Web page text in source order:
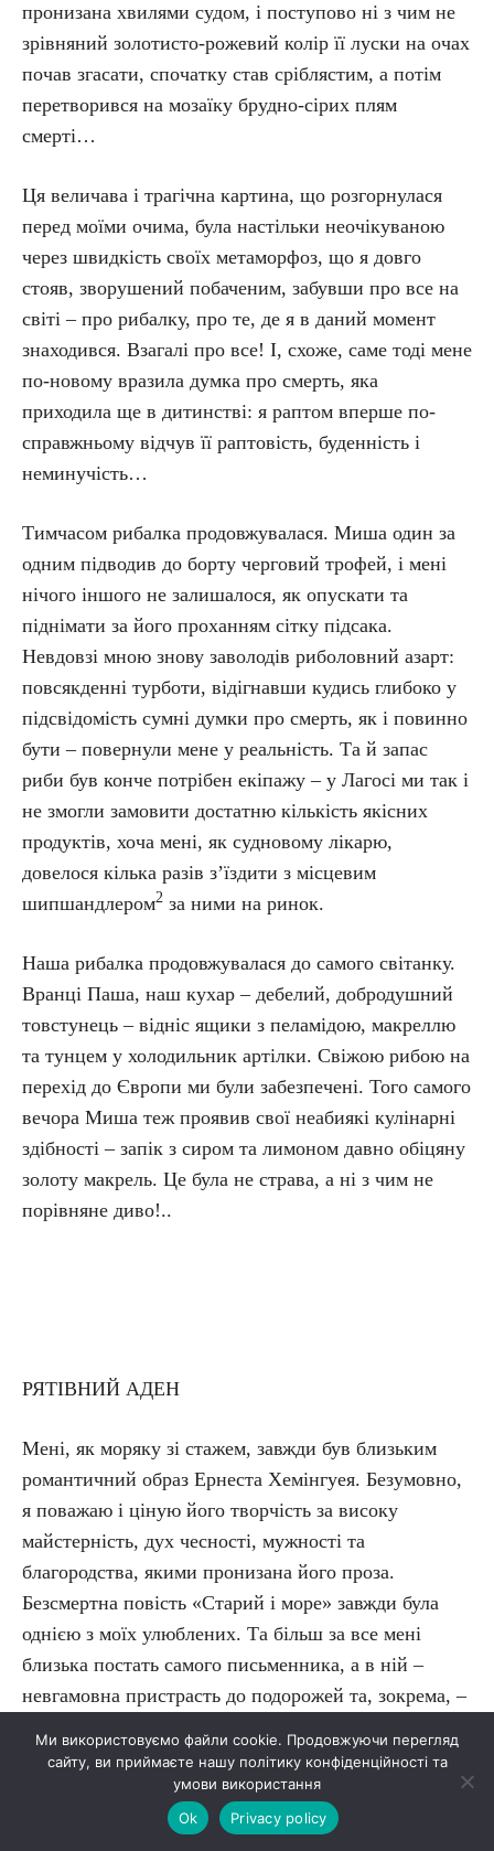
пронизана хвилями судом, і поступово ні з чим не
зрівняний золотисто-рожевий колір її луски на очах
почав згасати, спочатку став сріблястим, а потім
перетворився на мозаїку брудно-сірих плям
смерті…
Ця величава і трагічна картина, що розгорнулася
перед моїми очима, була настільки неочікуваною
через швидкість своїх метаморфоз, що я довго
стояв, зворушений побаченим, забувши про все на
світі – про рибалку, про те, де я в даний момент
знаходився. Взагалі про все! І, схоже, саме тоді мене
по-новому вразила думка про смерть, яка
приходила ще в дитинстві: я раптом вперше по-
справжньому відчув її раптовість, буденність і
неминучість…
Тимчасом рибалка продовжувалася. Миша один за
одним підводив до борту черговий трофей, і мені
нічого іншого не залишалося, як опускати та
піднімати за його проханням сітку підсака.
Невдовзі мною знову заволодів риболовний азарт:
повсякденні турботи, відігнавши кудись глибоко у
підсвідомість сумні думки про смерть, як і повинно
бути – повернули мене у реальність. Та й запас
риби був конче потрібен екіпажу – у Лагосі ми так і
не змогли замовити достатню кількість якісних
продуктів, хоча мені, як судновому лікарю,
довелося кілька разів з’їздити з місцевим
шипшандлером2 за ними на ринок.
Наша рибалка продовжувалася до самого світанку.
Вранці Паша, наш кухар – дебелий, добродушний
товстунець – відніс ящики з пеламідою, макреллю
та тунцем у холодильник артілки. Свіжою рибою на
перехід до Європи ми були забезпечені. Того самого
вечора Миша теж проявив свої неабиякі кулінарні
здібності – запік з сиром та лимоном давно обіцяну
золоту макрель. Це була не страва, а ні з чим не
порівняне диво!..
РЯТІВНИЙ АДЕН
Мені, як моряку зі стажем, завжди був близьким
романтичний образ Ернеста Хемінгуея. Безумовно,
я поважаю і ціную його творчість за високу
майстерність, дух чесності, мужності та
благородства, якими пронизана його проза.
Безсмертна повість «Старий і море» завжди була
однією з моїх улюблених. Та більш за все мені
близька постать самого письменника, а в ній –
невгамовна пристрасть до подорожей та, зокрема, –
тому, що я й сам провів більшу частину свого
свідомого життя в морських мандрівках по планеті,
і океанські рибалки займали в них значне місце.
Ми використовуємо файли cookie. Продовжуючи перегляд
сайту, ви приймаєте нашу політику конфіденційності та
умови використання
Ok
Privacy policy